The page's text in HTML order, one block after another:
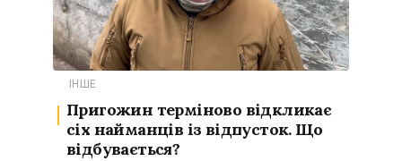
ІНШЕ
Пригожин терміново відкликає
сіх найманців із відпусток. Що
відбувається?